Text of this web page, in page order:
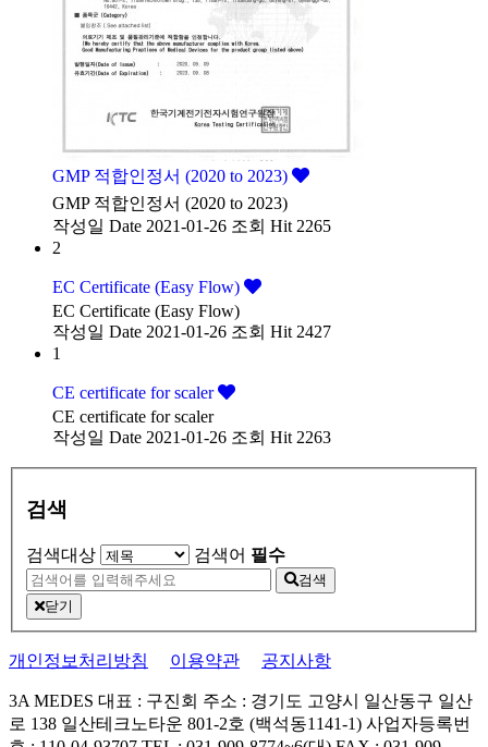
GMP 적합인정서 (2020 to 2023)
GMP 적합인정서 (2020 to 2023)
작성일 Date 2021-01-26 조회 Hit 2265
2
EC Certificate (Easy Flow)
EC Certificate (Easy Flow)
작성일 Date 2021-01-26 조회 Hit 2427
1
CE certificate for scaler
CE certificate for scaler
작성일 Date 2021-01-26 조회 Hit 2263
검색
검색대상 검색어 필수
검색
닫기
개인정보처리방침 이용약관 공지사항
3A MEDES 대표 : 구진회 주소 : 경기도 고양시 일산동구 일산
로 138 일산테크노타운 801-2호 (백석동1141-1) 사업자등록번